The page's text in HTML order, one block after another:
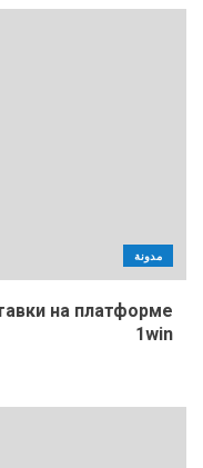
مدونة
на платформе
1win